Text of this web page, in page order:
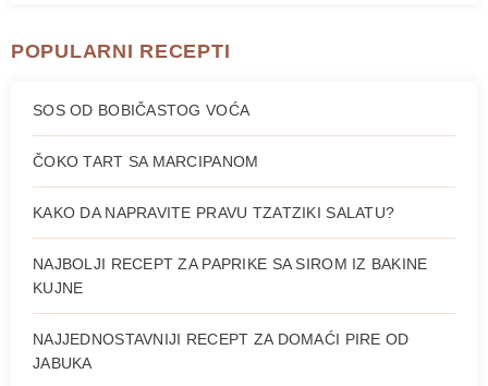
POPULARNI RECEPTI
SOS OD BOBIČASTOG VOĆA
ČOKO TART SA MARCIPANOM
KAKO DA NAPRAVITE PRAVU TZATZIKI SALATU?
NAJBOLJI RECEPT ZA PAPRIKE SA SIROM IZ BAKINE
KUJNE
NAJJEDNOSTAVNIJI RECEPT ZA DOMAĆI PIRE OD
JABUKA